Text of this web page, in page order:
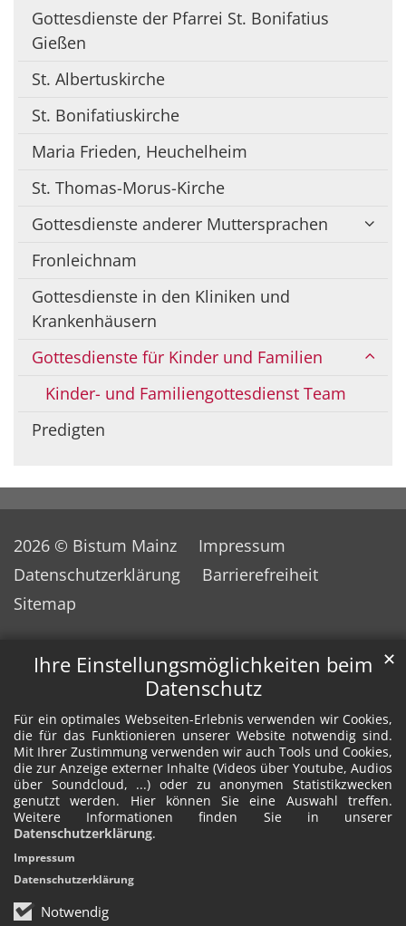
Ihre Einstellungsmöglichkeiten beim
Datenschutz
Für ein optimales Webseiten-Erlebnis verwenden wir Cookies,
die für das Funktionieren unserer Website notwendig sind.
Mit Ihrer Zustimmung verwenden wir auch Tools und Cookies,
die zur Anzeige externer Inhalte (Videos über Youtube, Audios
über Soundcloud, ...) oder zu anonymen Statistikzwecken
genutzt werden. Hier können Sie eine Auswahl treffen.
Weitere Informationen finden Sie in unserer
Datenschutzerklärung.
Notwendig
✕
Impressum
Datenschutzerklärung
Gottesdienste der Pfarrei St. Bonifatius
Gießen
St. Albertuskirche
St. Bonifatiuskirche
Maria Frieden, Heuchelheim
St. Thomas-Morus-Kirche
Gottesdienste anderer Muttersprachen
Fronleichnam
Gottesdienste in den Kliniken und
Krankenhäusern
Gottesdienste für Kinder und Familien
Kinder- und Familiengottesdienst Team
Predigten
2026 © Bistum Mainz
Impressum
Datenschutzerklärung
Barrierefreiheit
Sitemap